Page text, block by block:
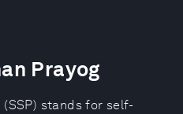
Prayog
(SSP) stands for self-